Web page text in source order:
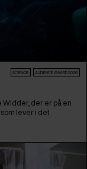
SCIENCE AUDIENCE AWARD 2026
Widder, der er på en
lever i det